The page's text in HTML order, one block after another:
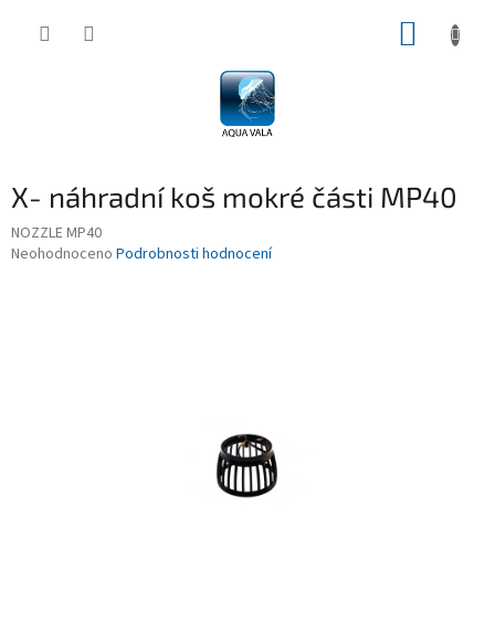
X- náhradní koš mokré části MP40
NOZZLE MP40
Průměrné
Neohodnoceno Podrobnosti hodnocení